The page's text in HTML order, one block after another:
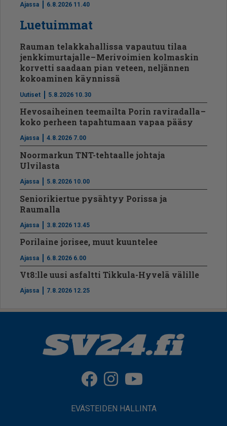
Ajassa 6.8.2026 11.40
Luetuimmat
Rauman telakkahallissa vapautuu tilaa
jenkkimurtajalle – Merivoimien kolmaskin
korvetti saadaan pian veteen, neljännen
kokoaminen käynnissä
Uutiset 5.8.2026 10.30
Hevosaiheinen teemailta Porin raviradalla –
koko perheen tapahtumaan vapaa pääsy
Ajassa 4.8.2026 7.00
Noormarkun TNT-tehtaalle johtaja
Ulvilasta
Ajassa 5.8.2026 10.00
Seniorikiertue pysähtyy Porissa ja
Raumalla
Ajassa 3.8.2026 13.45
Porilaine jorisee, muut kuuntelee
Ajassa 6.8.2026 6.00
Vt8:lle uusi asfaltti Tikkula-Hyvelä välille
Ajassa 7.8.2026 12.25
EVÄSTEIDEN HALLINTA